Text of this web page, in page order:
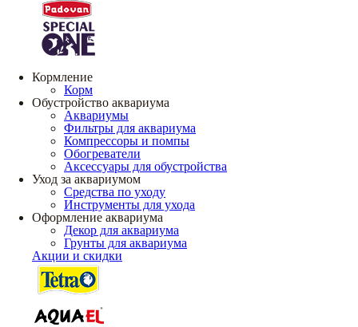
Кормление
Корм
Обустройство аквариума
Аквариумы
Фильтры для аквариума
Компрессоры и помпы
Обогреватели
Аксессуары для обустройства
Уход за аквариумом
Средства по уходу
Инструменты для ухода
Оформление аквариума
Декор для аквариума
Грунты для аквариума
Акции и скидки